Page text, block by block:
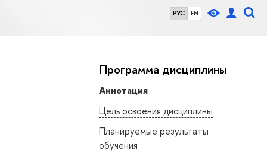
РУС EN
Программа дисциплины
Аннотация
Цель освоения дисциплины
Планируемые результаты
обучения